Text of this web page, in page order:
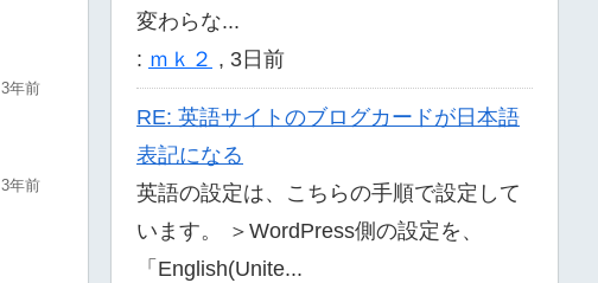
3年前
3年前
変わらな...
: ｍｋ２ , 3日前
RE: 英語サイトのブログカードが日本語
表記になる
英語の設定は、こちらの手順で設定して
います。 ＞WordPress側の設定を、
「English(Unite...